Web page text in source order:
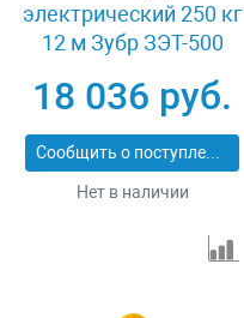
электрический 250 кг
12 м Зубр ЗЭТ-500
18 036 руб.
Сообщить о поступлении
Нет в наличии